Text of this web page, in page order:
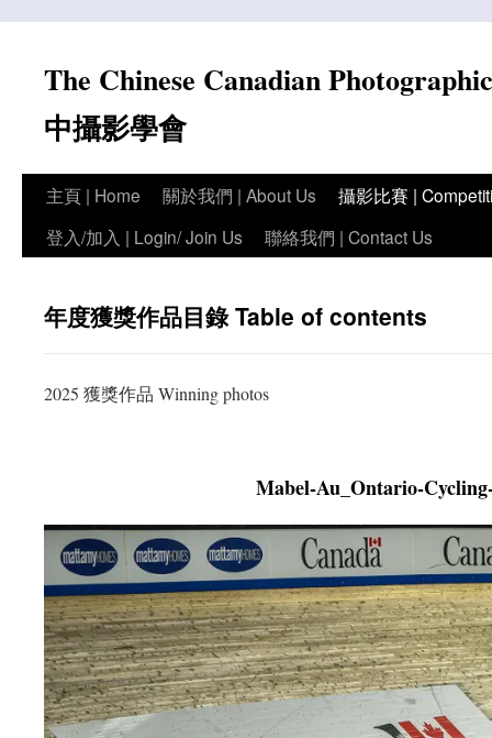
contentThe Chinese Canadian
中攝影學會
主頁 | Home 關於我們 | About Us
攝影比賽 |
登入/加入 | Login/ Join Us
聯絡我們 | Contact Us
年度獲獎作品目錄 Table of contents
2025 獲獎作品 Winning photos
Mabel-Au_Ontario-